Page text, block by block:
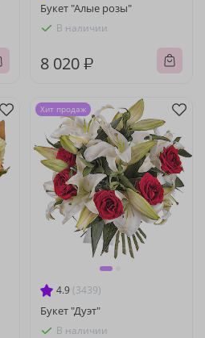
Букет "Алые розы"
В наличии
8 020 ₽
4.9 (3439)
Букет "Дуэт"
В наличии
Хит продаж